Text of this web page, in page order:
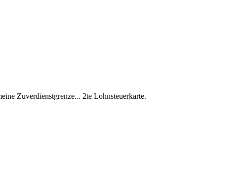
Zuverdienstgrenze... 2te Lohnsteuerkarte.